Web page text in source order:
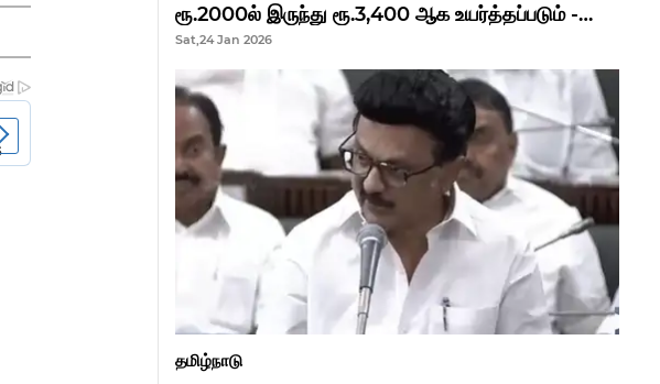
ரூ.2000ல் இருந்து ரூ.3,400 ஆக உயர்த்தப்படும் -
முதல்வர் மு.க.ஸ்டாலின்..!
Sat,24 Jan 2026
தமிழ்நாடு